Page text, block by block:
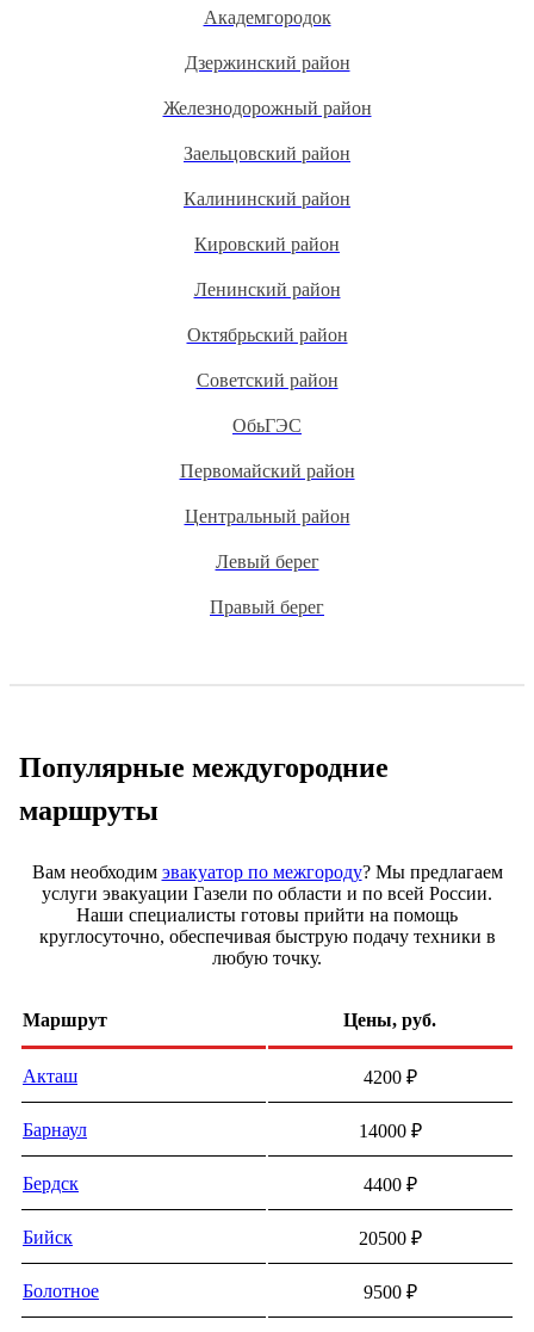
Академгородок
Дзержинский район
Железнодорожный район
Заельцовский район
Калининский район
Кировский район
Ленинский район
Октябрьский район
Советский район
ОбьГЭС
Первомайский район
Центральный район
Левый берег
Правый берег
Популярные междугородние
маршруты
Вам необходим эвакуатор по межгороду? Мы предлагаем
услуги эвакуации Газели по области и по всей России.
Наши специалисты готовы прийти на помощь
круглосуточно, обеспечивая быструю подачу техники в
любую точку.
Маршрут Цены, руб.
Акташ 4200 ₽
Барнаул 14000 ₽
Бердск 4400 ₽
Бийск 20500 ₽
Болотное 9500 ₽